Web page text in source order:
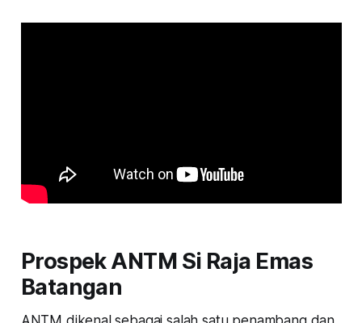
Prospek ANTM Si Raja Emas
Batangan